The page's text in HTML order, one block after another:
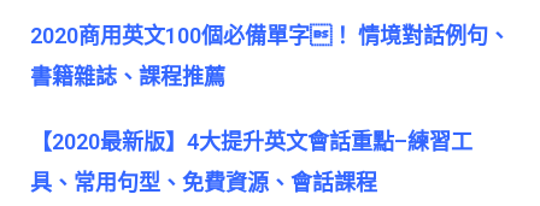
2020商用英文100個必備單字！ 情境對話例句、
書籍雜誌、課程推薦
【2020最新版】4大提升英文會話重點–練習工
具、常用句型、免費資源、會話課程